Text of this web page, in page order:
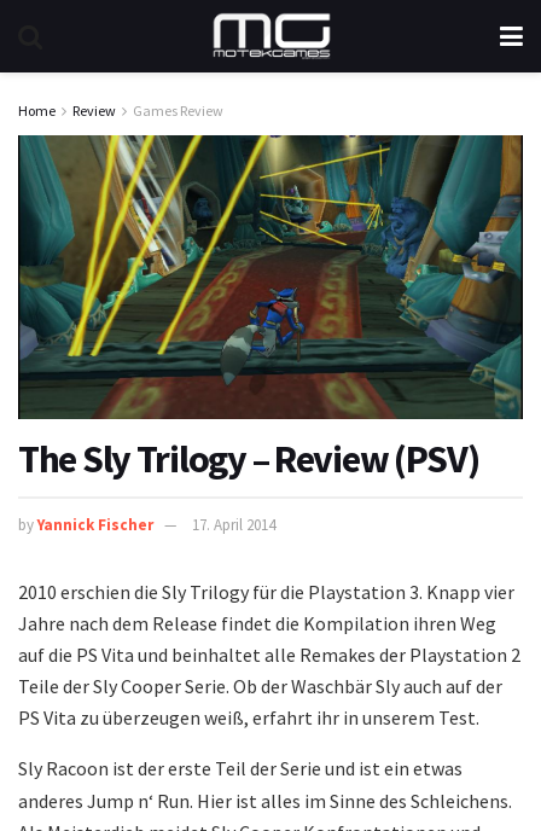
Home Review Games Review
The Sly Trilogy – Review (PSV)
byYannick Fischer 17. April 2014
2010 erschien die Sly Trilogy für die Playstation 3. Knapp vier
Jahre nach dem Release findet die Kompilation ihren Weg
auf die PS Vita und beinhaltet alle Remakes der Playstation 2
Teile der Sly Cooper Serie. Ob der Waschbär Sly auch auf der
PS Vita zu überzeugen weiß, erfahrt ihr in unserem Test.
Sly Racoon ist der erste Teil der Serie und ist ein etwas
anderes Jump n‘ Run. Hier ist alles im Sinne des Schleichens.